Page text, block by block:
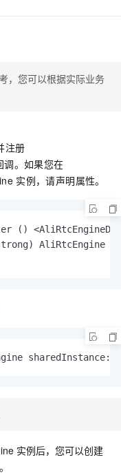
，您可以根据实际业务
注册
调。如果您在
实例，请声明属性。
实例后，您可以创建